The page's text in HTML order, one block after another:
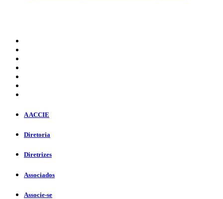
A ACCIE
Diretoria
Diretrizes
Associados
Associe-se